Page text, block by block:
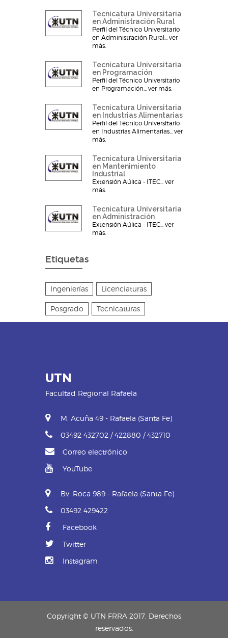
Tecnicatura Universitaria
en Administración Rural
Perfil del Técnico Universitario
en Administración Rural... ver
más.
Tecnicatura Universitaria
en Programación
Perfil del Técnico Universitario
en Programación... ver más.
Tecnicatura Universitaria
en Industrias Alimentarias
Perfil del Técnico Universitario
en Industrias Alimentarias... ver
más.
Tecnicatura Universitaria
en Mantenimiento
Industrial
Extensión Aúlica - ITEC... ver
más.
Tecnicatura Universitaria
en Administración
Extensión Aúlica - ITEC... ver
más.
Etiquetas
Ingenierías Licenciaturas
Posgrado Tecnicaturas
UTN
Facultad Regional Rafaela
M. Acuña 49 - Rafaela (Santa Fe)
03492 432702 / 422880 / 432710
Correo electrónico
YouTube
Bv. Roca 989 - Rafaela (Santa Fe)
03492 429422
Facebook
Twitter
Instagram
Copyright © UTN FRRA 2017. Derechos
reservados.